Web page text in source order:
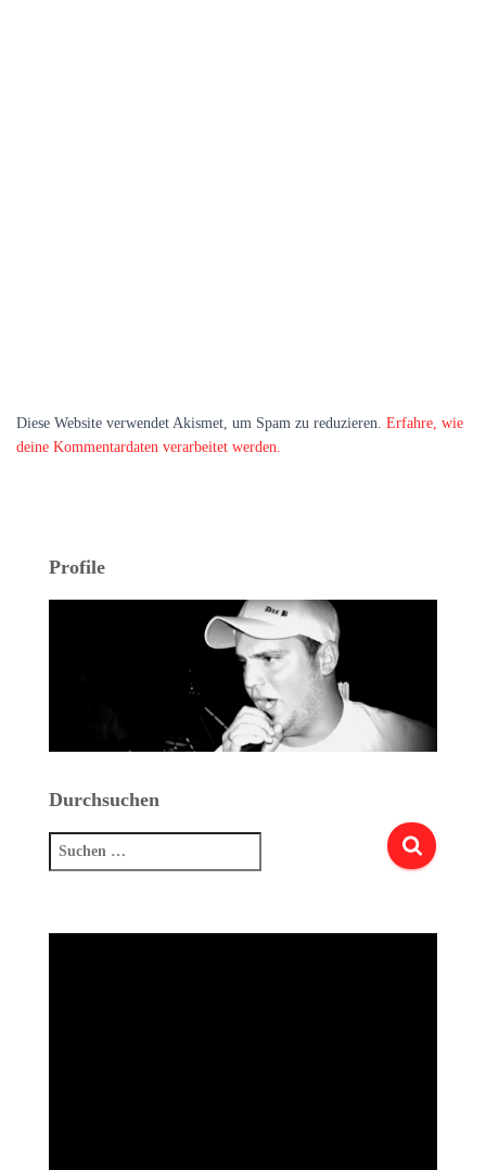
Diese Website verwendet Akismet, um Spam zu reduzieren. Erfahre, wie
deine Kommentardaten verarbeitet werden.
Profile
Durchsuchen
Suchen
nach: